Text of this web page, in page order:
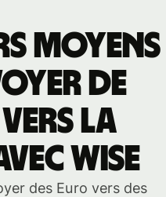
moyens
de
la
Wise
des Euro vers des